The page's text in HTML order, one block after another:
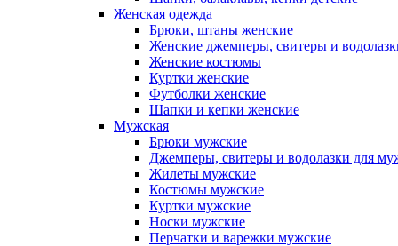
Женская одежда
Брюки, штаны женские
Женские джемперы, свитеры и
Женские костюмы
Куртки женские
Футболки женские
Шапки и кепки женские
Мужская
Брюки мужские
Джемперы, свитеры и водолазки для
Жилеты мужские
Костюмы мужские
Куртки мужские
Носки мужские
Перчатки и варежки мужские